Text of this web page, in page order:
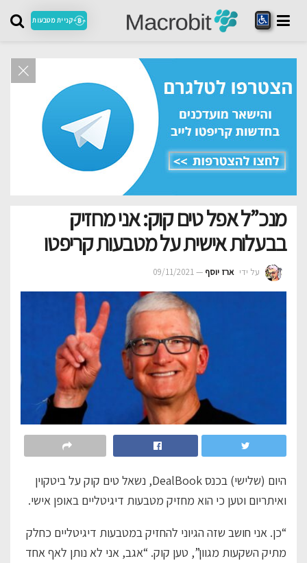
קניית מטבעות
מנכ”ל אפל טים קוק: אני מחזיק
בבעלות אישית על מטבעות קריפטו
על ידי ארז יוסף 09/11/2021
היום (שלישי) בכנס DealBook, נשאל טים קוק על ביטקוין
ואיתריום וטען כי הוא מחזיק מטבעות דיגיטליים באופן אישי.
“כן. אני חושב שזה הגיוני להחזיק במטבעות דיגיטליים כחלק
מתיק השקעות מגוון”, טען קוק. “אגב, אני לא נותן לאף אחד